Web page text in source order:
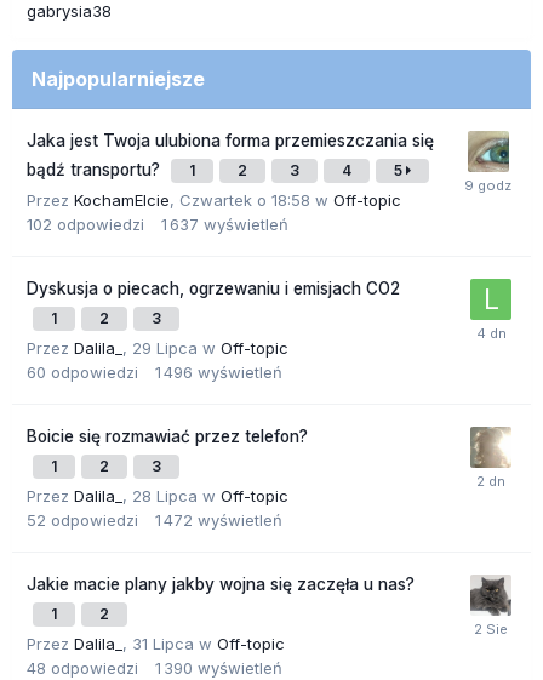
gabrysia38
Najpopularniejsze
Jaka jest Twoja ulubiona forma przemieszczania się
bądź transportu?
1 2 3 4 5
Przez KochamElcie, Czwartek o 18:58 w Off-topic
102 odpowiedzi 1 637 wyświetleń
Dyskusja o piecach, ogrzewaniu i emisjach CO2
1 2 3
Przez Dalila_ , 29 Lipca w Off-topic
60 odpowiedzi 1 496 wyświetleń
Boicie się rozmawiać przez telefon?
1 2 3
Przez Dalila_ , 28 Lipca w Off-topic
52 odpowiedzi 1 472 wyświetleń
Jakie macie plany jakby wojna się zaczęła u nas?
1 2
Przez Dalila_ , 31 Lipca w Off-topic
48 odpowiedzi 1 390 wyświetleń